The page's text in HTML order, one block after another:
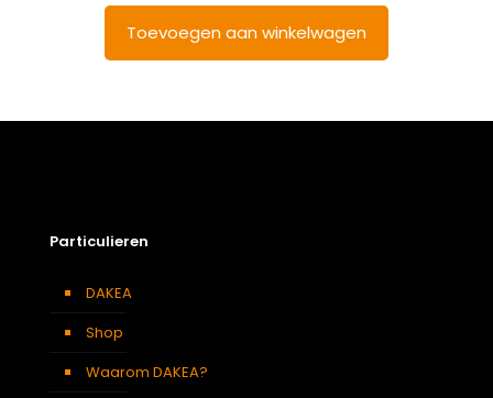
Toevoegen aan winkelwagen
Particulieren
DAKEA
Shop
Waarom DAKEA?